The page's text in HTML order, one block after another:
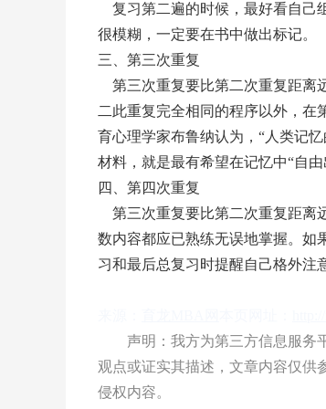
复习第二遍的时候，最好看自己
很模糊，一定要在书中做出标记。
三、第三次重复
第三次重复要比第二次重复距离
二此重复完全相同的程序以外，在
育心理学家布鲁纳认为，“人类记
材料，就是最有希望在记忆中“自
四、第四次重复
第三次重复要比第二次重复距离
数内容都应已熟练无误地掌握。如
习和最后总复习时提醒自己格外注
声明：我方为第三方信息服务平
观点或证实其描述，文章内容仅供
侵权内容。